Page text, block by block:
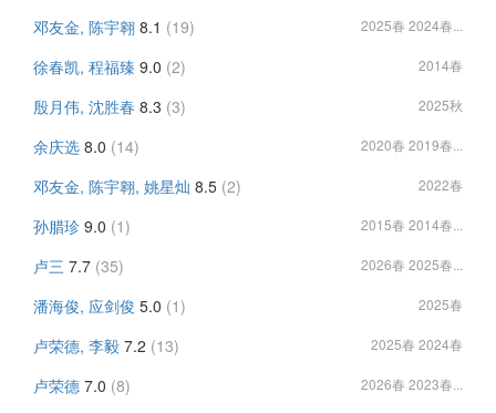
邓友金, 陈宇翱 8.1 (19) 2025春 2024春...
徐春凯, 程福臻 9.0 (2) 2014春
殷月伟, 沈胜春 8.3 (3) 2025秋
余庆选 8.0 (14) 2020春 2019春...
邓友金, 陈宇翱, 姚星灿 8.5 (2) 2022春
孙腊珍 9.0 (1) 2015春 2014春...
卢三 7.7 (35) 2026春 2025春...
潘海俊, 应剑俊 5.0 (1) 2025春
卢荣德, 李毅 7.2 (13) 2025春 2024春
卢荣德 7.0 (8) 2026春 2023春...